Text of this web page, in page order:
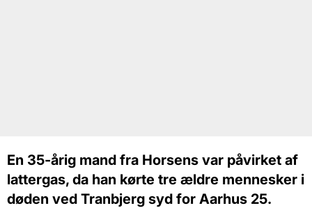
En 35-årig mand fra Horsens var påvirket af
lattergas, da han kørte tre ældre mennesker i
døden ved Tranbjerg syd for Aarhus 25.